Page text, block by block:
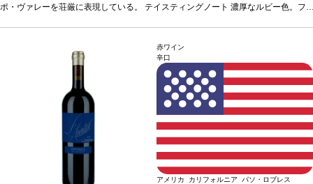
感じる。樽熟成によるクローブ、黒胡椒、バニラをたっぷりと示すミディアムボデ
り、美味しくバランスが取れていて、長い余韻が続く。
ッシュルームやボロネーゼのパスタ、仔牛のグリル、ラム、鴨
ベルネ・ソーヴィニヨン
チリ：サステナブル認証
*本ヴィンテージが在庫切れ
の場合、在庫があり価格が同様の場合は自動的に次のヴィンテージに変更されま
す、ご了承ください。
ポ・ヴァレーを荘厳に表現している。 テイスティングノート 濃厚なルビー色。フ
感じる。樽熟成によるクローブ、黒胡椒、バニラをたっぷりと示すミディアムボデ
ィで、しっかりとした骨格を持つ味わいは、まろやかで滑らか。熟して心地よいタ
ンニンに、ブラックベリー、カシス、プラムなどの黒果実のアロマが口中に広が
り、美味しくバランスが取れていて、長い余韻が続く。
ッシュルームやボロネーゼのパスタ、仔牛のグリル、ラム、鴨葡萄品種100% カ
ベルネ・ソーヴィニヨン 認証 チリ：サステナブル認証 *本ヴィンテージが在庫切れ
の場合、在庫があり価格が同様の場合は自動的に次のヴィンテージに変更されま
す、ご了承ください。
赤ワイン
辛口
アメリカ カリフォルニア パソ・ロブレス